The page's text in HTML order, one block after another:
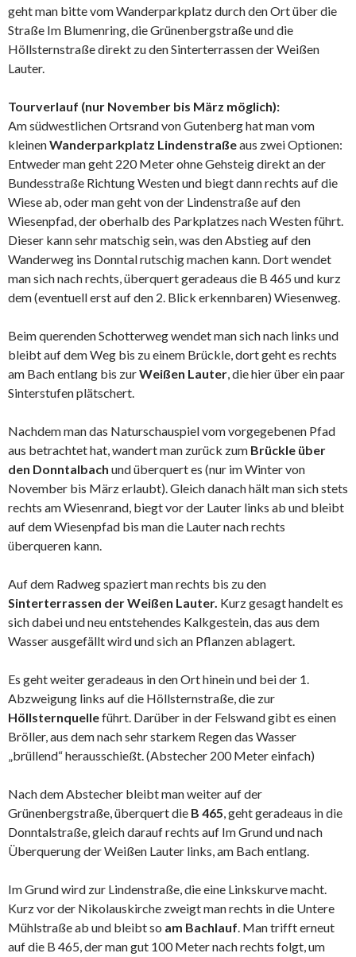
geht man bitte vom Wanderparkplatz durch den Ort über die
Straße Im Blumenring, die Grünenbergstraße und die
Höllsternstraße direkt zu den Sinterterrassen der Weißen
Lauter.
Tourverlauf (nur November bis März möglich):
Am südwestlichen Ortsrand von Gutenberg hat man vom
kleinenWanderparkplatz Lindenstraßeaus zwei Optionen:
Entweder man geht 220 Meter ohne Gehsteig direkt an der
Bundesstraße Richtung Westen und biegt dann rechts auf die
Wiese ab, oder man geht von der Lindenstraße auf den
Wiesenpfad, der oberhalb des Parkplatzes nach Westen führt.
Dieser kann sehr matschig sein, was den Abstieg auf den
Wanderweg ins Donntal rutschig machen kann. Dort wendet
man sich nach rechts, überquert geradeaus die B 465 und kurz
dem (eventuell erst auf den 2. Blick erkennbaren) Wiesenweg.
Beim querenden Schotterweg wendet man sich nach links und
bleibt auf dem Weg bis zu einem Brückle, dort geht es rechts
am Bach entlang bis zurWeißen Lauter, die hier über ein paar
Sinterstufen plätschert.
Nachdem man das Naturschauspiel vom vorgegebenen Pfad
aus betrachtet hat, wandert man zurück zum Brückle über
den Donntalbach und überquert es (nur im Winter von
November bis März erlaubt). Gleich danach hält man sich stets
rechts am Wiesenrand, biegt vor der Lauter links ab und bleibt
auf dem Wiesenpfad bis man die Lauter nach rechts
überqueren kann.
Auf dem Radweg spaziert man rechts bis zu den
Sinterterrassen der Weißen Lauter. Kurz gesagt handelt es
sich dabei und neu entstehendes Kalkgestein, das aus dem
Wasser ausgefällt wird und sich an Pflanzen ablagert.
Es geht weiter geradeaus in den Ort hinein und bei der 1.
Abzweigung links auf die Höllsternstraße, die zur
Höllsternquelleführt. Darüber in der Felswand gibt es einen
Bröller, aus dem nach sehr starkem Regen das Wasser
„brüllend“ herausschießt. (Abstecher 200 Meter einfach)
Nach dem Abstecher bleibt man weiter auf der
Grünenbergstraße, überquert die B 465, geht geradeaus in die
Donntalstraße, gleich darauf rechts auf Im Grund und nach
Überquerung der Weißen Lauter links, am Bach entlang.
Im Grund wird zur Lindenstraße, die eine Linkskurve macht.
Kurz vor der Nikolauskirche zweigt man rechts in die Untere
Mühlstraße ab und bleibt so am Bachlauf. Man trifft erneut
auf die B 465, der man gut 100 Meter nach rechts folgt, um